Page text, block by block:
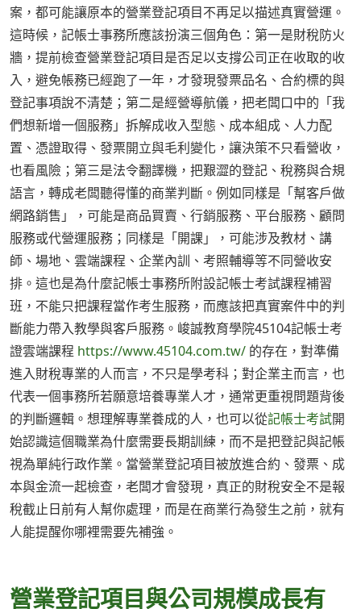
案，都可能讓原本的營業登記項目不再足以描述真實營運。
這時候，記帳士事務所應該扮演三個角色：第一是財稅防火
牆，提前檢查營業登記項目是否足以支撐公司正在收取的收
入，避免帳務已經跑了一年，才發現發票品名、合約標的與
登記事項說不清楚；第二是經營導航儀，把老闆口中的「我
們想新增一個服務」拆解成收入型態、成本組成、人力配
置、憑證取得、發票開立與毛利變化，讓決策不只看營收，
也看風險；第三是法令翻譯機，把艱澀的登記、稅務與合規
語言，轉成老闆聽得懂的商業判斷。例如同樣是「幫客戶做
網路銷售」，可能是商品買賣、行銷服務、平台服務、顧問
服務或代營運服務；同樣是「開課」，可能涉及教材、講
師、場地、雲端課程、企業內訓、考照輔導等不同營收安
排。這也是為什麼記帳士事務所附設記帳士考試課程補習
班，不能只把課程當作考生服務，而應該把真實案件中的判
斷能力帶入教學與客戶服務。峻誠教育學院45104記帳士考
證雲端課程 https://www.45104.com.tw/ 的存在，對準備
進入財稅專業的人而言，不只是學考科；對企業主而言，也
代表一個事務所若願意培養專業人才，通常更重視問題背後
的判斷邏輯。想理解專業養成的人，也可以從記帳士考試開
始認識這個職業為什麼需要長期訓練，而不是把登記與記帳
視為單純行政作業。當營業登記項目被放進合約、發票、成
本與金流一起檢查，老闆才會發現，真正的財稅安全不是報
稅截止日前有人幫你處理，而是在商業行為發生之前，就有
人能提醒你哪裡需要先補強。
營業登記項目與公司規模成長有